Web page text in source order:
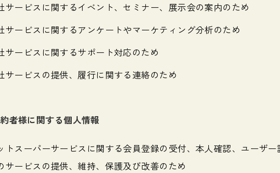
サービスに関するイベント、セミナー、展示会の案内のため
サービスに関するアンケートやマーケティング分析のため
サービスに関するサポート対応のため
サービスの提供、履行に関する連絡のため
者様に関する個人情報
トスーパーサービスに関する会員登録の受付、本人確認、ユーザ
サービスの提供、維持、保護及び改善のため